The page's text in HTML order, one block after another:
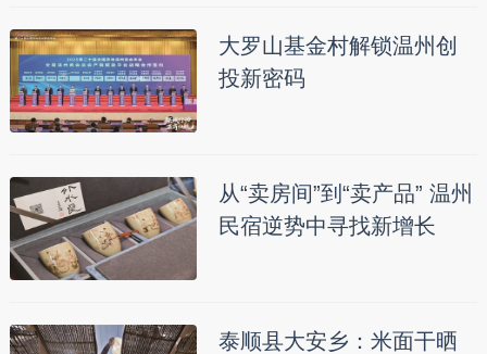
大罗山基金村解锁温州创
投新密码
从“卖房间”到“卖产品” 温州
民宿逆势中寻找新增长
泰顺县大安乡：米面干晒